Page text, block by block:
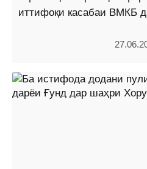
иттифоқи касабаи ВМКБ